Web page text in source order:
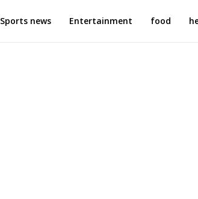
Sports news Entertainment food